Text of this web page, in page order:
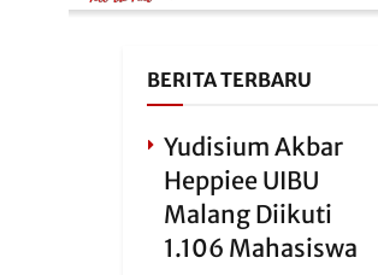
BERITA TERBARU
Yudisium Akbar
Heppiee UIBU
Malang Diikuti
1.106 Mahasiswa